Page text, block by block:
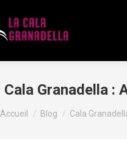
Cala Granadella :
Vous êtes ici :
Accueil Blog Cala